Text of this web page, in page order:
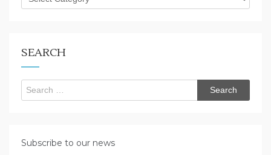
are
SEARCH
Search
for:
Subscribe to our news